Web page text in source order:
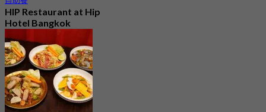
HIP Restaurant at Hip
Hotel Bangkok
最新
起฿ 199.5